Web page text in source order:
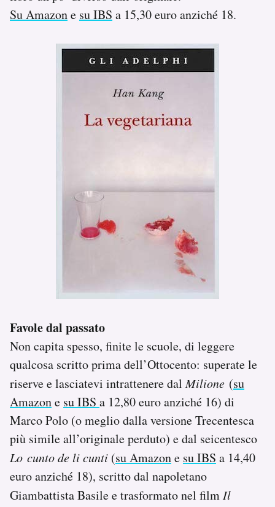
Su Amazone su IBS a 15,30 euro anziché 18.
Favole dal passato
Non capita spesso, finite le scuole, di leggere
qualcosa scritto prima dell’Ottocento: superate le
riserve e lasciatevi intrattenere dalMilione (su
Amazone su IBS a 12,80 euro anziché 16) di
Marco Polo (o meglio dalla versione Trecentesca
più simile all’originale perduto) e dal seicentesco
Lo cunto de li cunti (su Amazone su IBS a 14,40
euro anziché 18), scritto dal napoletano
Giambattista Basile e trasformato nel film Il